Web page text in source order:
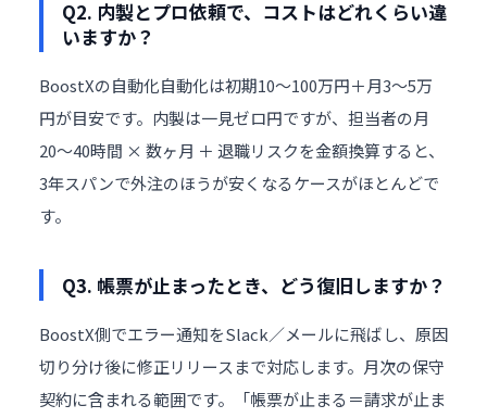
Q2. 内製とプロ依頼で、コストはどれくらい違
いますか？
BoostXの自動化自動化は初期10〜100万円＋月3〜5万
円が目安です。内製は一見ゼロ円ですが、担当者の月
20〜40時間 × 数ヶ月 ＋ 退職リスクを金額換算すると、
3年スパンで外注のほうが安くなるケースがほとんどで
す。
Q3. 帳票が止まったとき、どう復旧しますか？
BoostX側でエラー通知をSlack／メールに飛ばし、原因
切り分け後に修正リリースまで対応します。月次の保守
契約に含まれる範囲です。「帳票が止まる＝請求が止ま